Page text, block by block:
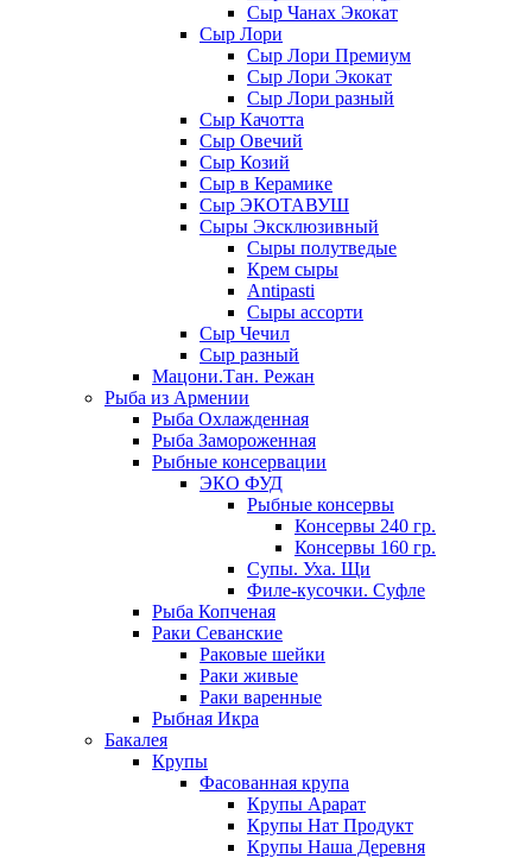
Сыр Чанах Экокат
Сыр Лори
Сыр Лори Премиум
Сыр Лори Экокат
Сыр Лори разный
Сыр Качотта
Сыр Овечий
Сыр Козий
Сыр в Керамике
Сыр ЭКОТАВУШ
Сыры Эксклюзивный
Сыры полутведые
Крем сыры
Antipasti
Сыры ассорти
Сыр Чечил
Сыр разный
Мацони.Тан. Режан
Рыба из Армении
Рыба Охлажденная
Рыба Замороженная
Рыбные консервации
ЭКО ФУД
Рыбные консервы
Консервы 240 гр.
Консервы 160 гр.
Супы. Уха. Щи
Филе-кусочки. Суфле
Рыба Копченая
Раки Севанские
Раковые шейки
Раки живые
Раки варенные
Рыбная Икра
Бакалея
Крупы
Фасованная крупа
Крупы Арарат
Крупы Нат Продукт
Крупы Наша Деревня